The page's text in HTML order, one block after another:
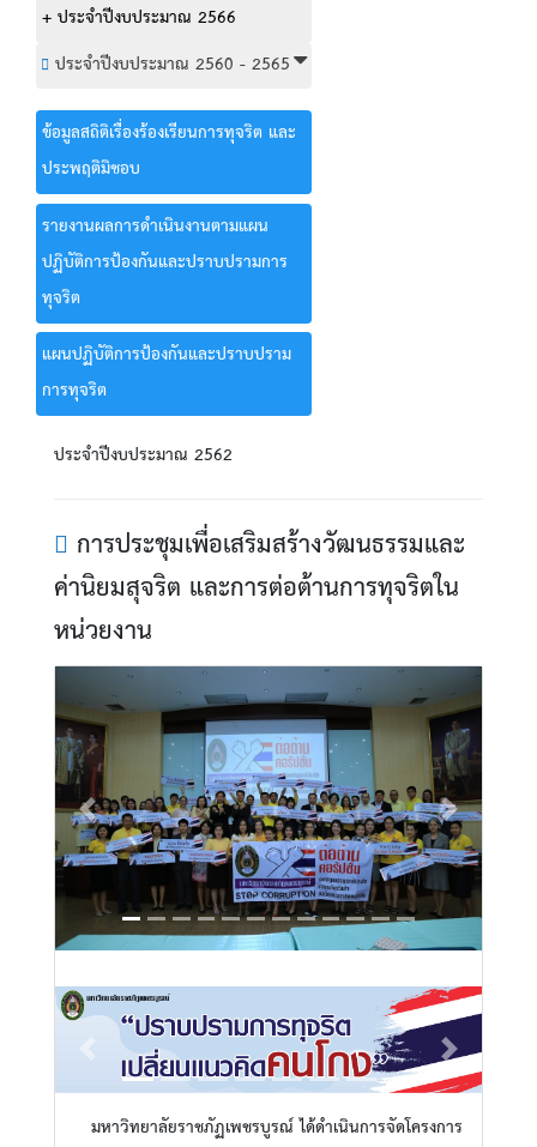
+ ประจำปีงบประมาณ 2566
ประจำปีงบประมาณ 2560 - 2565
ข้อมูลสถิติเรื่องร้องเรียนการทุจริต และ
ประพฤติมิชอบ
รายงานผลการดำเนินงานตามแผน
ปฏิบัติการป้องกันและปราบปรามการ
ทุจริต
แผนปฏิบัติการป้องกันและปราบปราม
การทุจริต
ประจำปีงบประมาณ 2562
การประชุมเพื่อเสริมสร้างวัฒนธรรมและ
ค่านิยมสุจริต และการต่อต้านการทุจริตใน
หน่วยงาน
Previous Next
Previous Next
ป้ายรณรงค์ต่อต้านการทุจริต
คอรัปชั่น
มหาวิทยาลัยราชภัฏเพชรบูรณ์ ได้ดำเนินการจัดโครงการ